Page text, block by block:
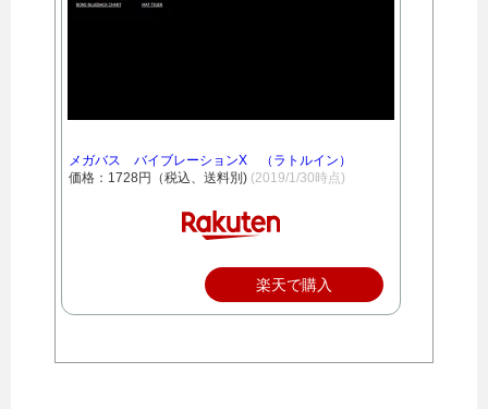
メガバス バイブレーションX （ラトルイン）
価格：1728円（税込、送料別) (2019/1/30時点)
楽天で購入